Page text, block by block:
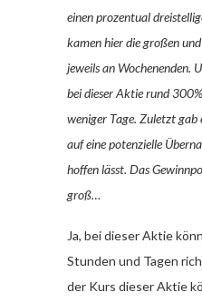
einen prozentual
kamen hier die großen
jeweils an Wochenenden.
bei dieser Aktie rund
weniger Tage. Zuletzt gab
auf eine potenzielle
hoffen lässt. Das
groß…
Ja, bei dieser Aktie
Stunden und Tagen
der Kurs dieser Aktie